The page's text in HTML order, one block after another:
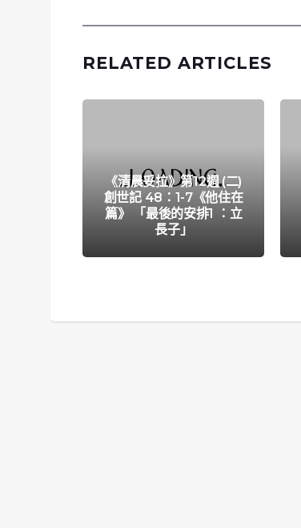
RELATED ARTICLES
《清晨妥拉》第12週 (二)
創世記 48：1-7《他住在
篇》 「最後的安排1 ：立
長子」